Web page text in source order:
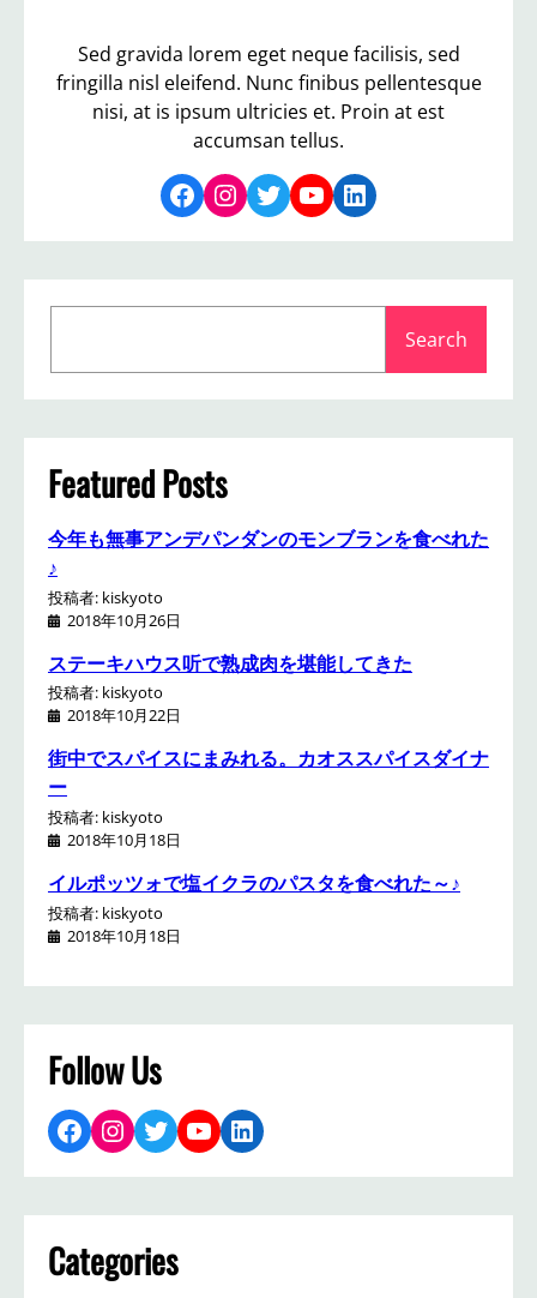
Sed gravida lorem eget neque facilisis, sed
fringilla nisl eleifend. Nunc finibus pellentesque
nisi, at is ipsum ultricies et. Proin at est
accumsan tellus.
Facebook Instagram Twitter YouTube LinkedIn
a
r
c
h
Search
Featured Posts
今年も無事アンデパンダンのモンブランを食べれた
♪
投稿者: kiskyoto
2018年10月26日
ステーキハウス听で熟成肉を堪能してきた
投稿者: kiskyoto
2018年10月22日
街中でスパイスにまみれる。カオススパイスダイナ
ー
投稿者: kiskyoto
2018年10月18日
イルポッツォで塩イクラのパスタを食べれた～♪
投稿者: kiskyoto
2018年10月18日
Follow Us
Facebook Instagram Twitter YouTube LinkedIn
Categories